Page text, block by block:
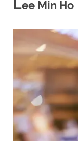
Lee Min Ho